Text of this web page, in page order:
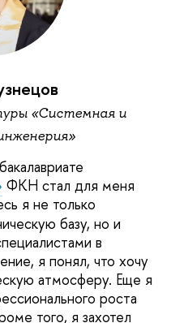
«Системная и
ФКН стал для меня
я не только
базу, но и
в
я понял, что хочу
атмосферу. Еще я
роста
того, я захотел